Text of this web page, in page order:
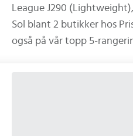
League J290
Sol blant 2 butikker hos
også på vår topp 5-